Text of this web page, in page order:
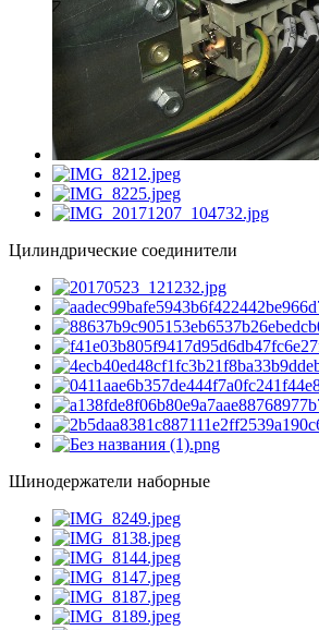
Цилиндрические соединители
Шинодержатели наборные